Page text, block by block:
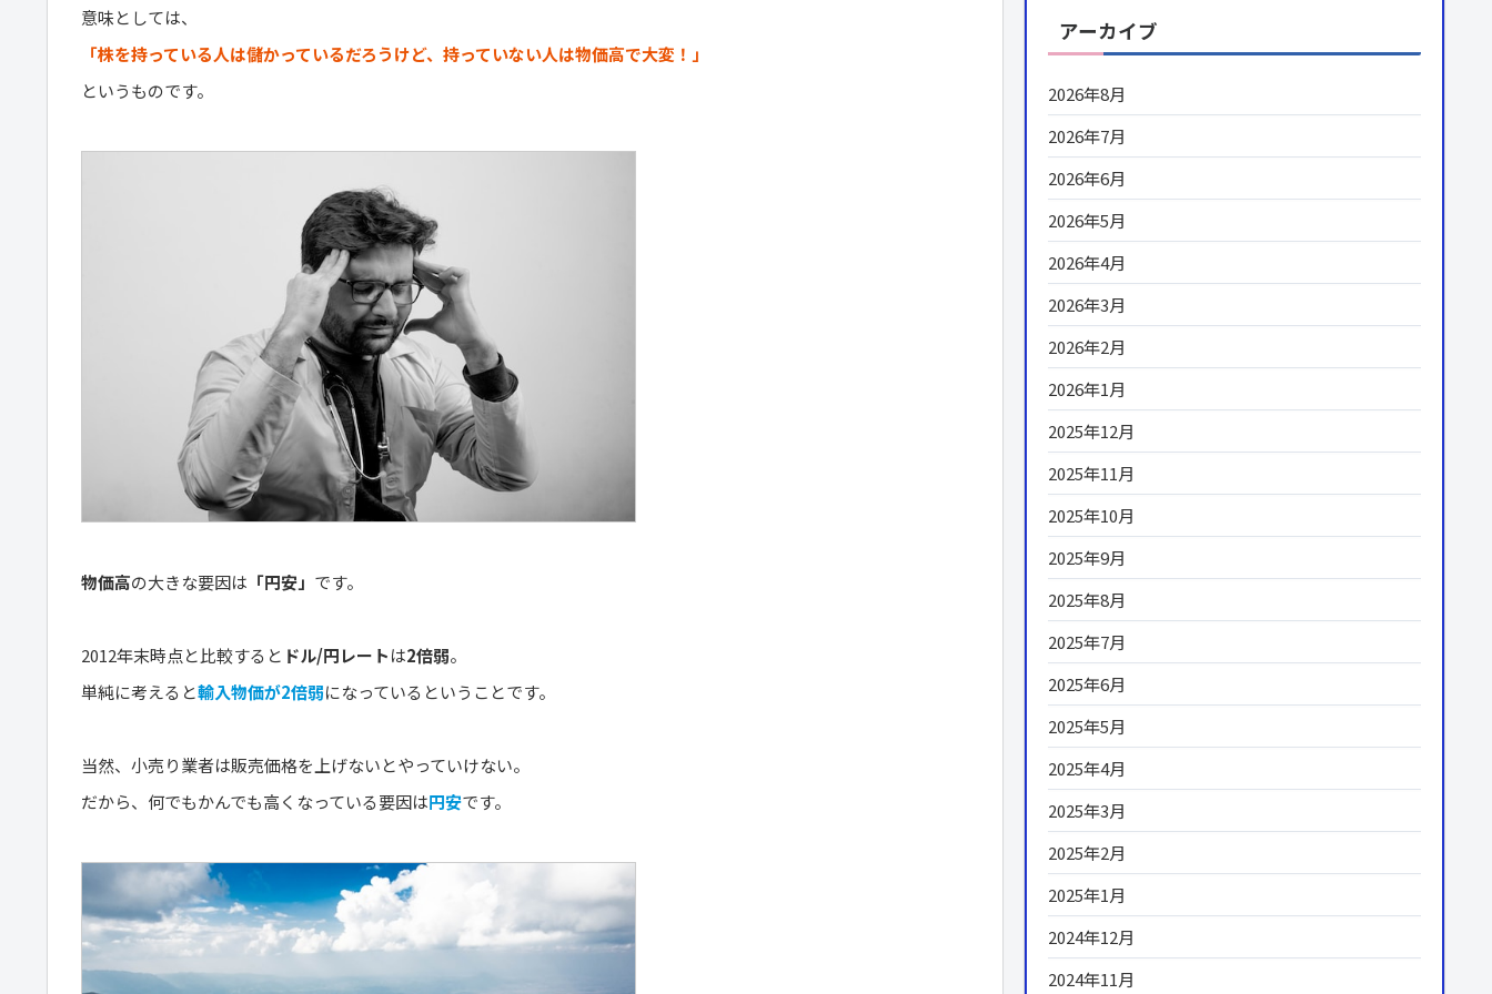
意味としては、
「株を持っている人は儲かっているだろうけど、持っていない人は物価高で大変！」
というものです。
物価高の大きな要因は 「円安」 です。
2012年末時点と比較すると ドル/円レートは2倍弱。
単純に考えると輸入物価が2倍弱になっているということです。
当然、小売り業者は販売価格を上げないとやっていけない。
だから、何でもかんでも高くなっている要因は円安です。
アーカイブ
2026年8月
2026年7月
2026年6月
2026年5月
2026年4月
2026年3月
2026年2月
2026年1月
2025年12月
2025年11月
2025年10月
2025年9月
2025年8月
2025年7月
2025年6月
2025年5月
2025年4月
2025年3月
2025年2月
2025年1月
2024年12月
2024年11月